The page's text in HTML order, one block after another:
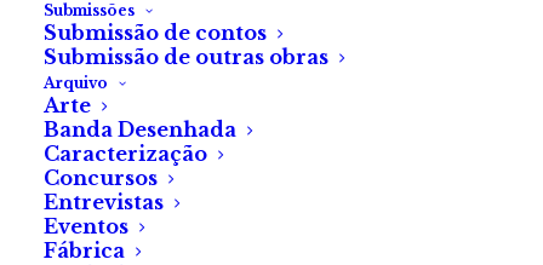
Submissões
Submissão de contos
Submissão de outras obras
Arquivo
Arte
Banda Desenhada
Caracterização
Concursos
Entrevistas
Eventos
Fábrica
Leila
de Leonor Hungria
O meu olhar escorrega para os seus seios, sem que